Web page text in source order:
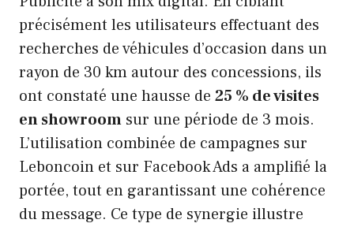
précisément les utilisateurs effectuant des
recherches de véhicules d’occasion dans un
rayon de 30 km autour des concessions, ils
ont constaté une hausse de 25 % de visites
en showroom sur une période de 3 mois.
L’utilisation combinée de campagnes sur
Leboncoin et sur Facebook Ads a amplifié la
portée, tout en garantissant une cohérence
du message. Ce type de synergie illustre